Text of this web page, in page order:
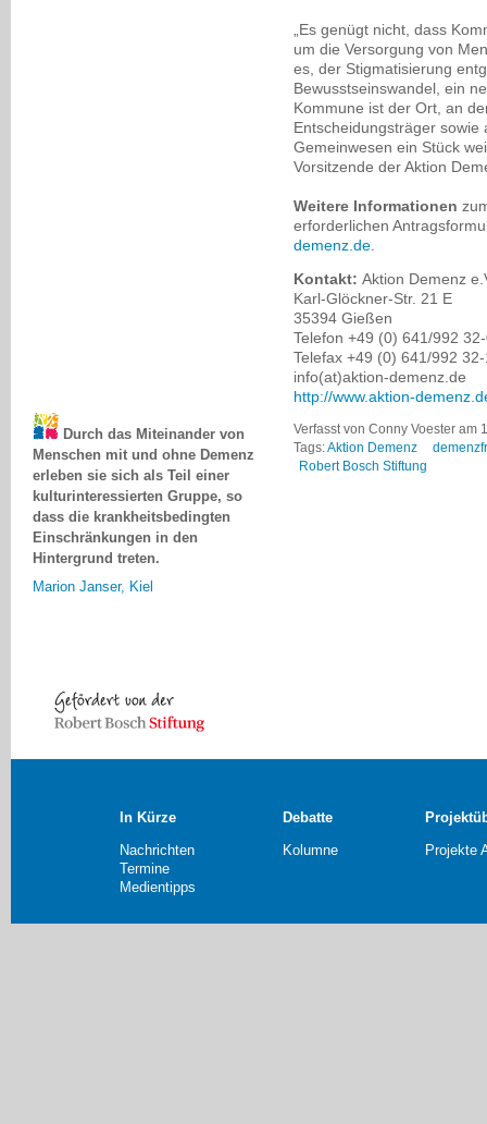
„Es genügt nicht, dass
um die Versorgung von
es, der Stigmatisierung
Bewusstseinswandel, ein
Kommune ist der Ort, an
Entscheidungsträger sowie
Gemeinwesen ein Stück
Vorsitzende der Aktion
Weitere Informationen
erforderlichen
demenz.de
Kontakt: Aktion Demenz
Karl-Glöckner-Str. 21 E
35394 Gießen
Telefon +49 (0) 641/992
Telefax +49 (0) 641/992
info(at)aktion-demenz.de
http://www.aktion-
Verfasst von Conny Voester am
Tags:Aktion Demenz
Robert Bosch Stiftung
Menschen mit und ohne Demenz
erleben sie sich als Teil einer
kulturinteressierten Gruppe, so
dass die krankheitsbedingten
Einschränkungen in den
Hintergrund treten.
Marion Janser, Kiel
In Kürze
Nachrichten
Termine
Medientipps
Debatte
Kolumne
Projekte